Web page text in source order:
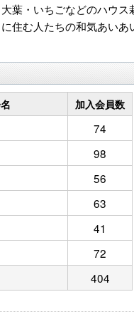
葉・いちごなどのハウ
住む人たちの和気あい
加入会員数
74
98
56
63
41
72
404